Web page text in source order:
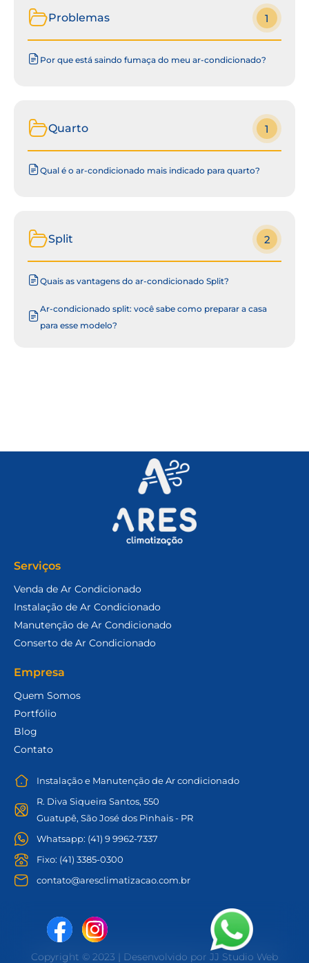
Problemas 1
Por que está saindo fumaça do meu ar-condicionado?
Quarto 1
Qual é o ar-condicionado mais indicado para quarto?
Split 2
Quais as vantagens do ar-condicionado Split?
Ar-condicionado split: você sabe como preparar a casa
para esse modelo?
Serviços
Venda de Ar Condicionado
Instalação de Ar Condicionado
Manutenção de Ar Condicionado
Conserto de Ar Condicionado
Empresa
Quem Somos
Portfólio
Blog
Contato
Instalação e Manutenção de Ar condicionado
R. Diva Siqueira Santos, 550
Guatupê, São José dos Pinhais - PR
Whatsapp: (41) 9 9962-7337
Fixo: (41) 3385-0300
contato@aresclimatizacao.com.br
Copyright © 2023 | Desenvolvido por JJ Studio Web
F
a